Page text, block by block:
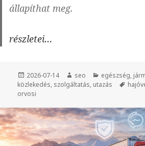
állapíthat meg.
Kedvtelési
hajóvezetői
engedély
részletei…
Közzétéve
2026-07-14 Szerző
seo Kategória
egészség,
közlekedés, szolgáltatás, utazás
orvosi